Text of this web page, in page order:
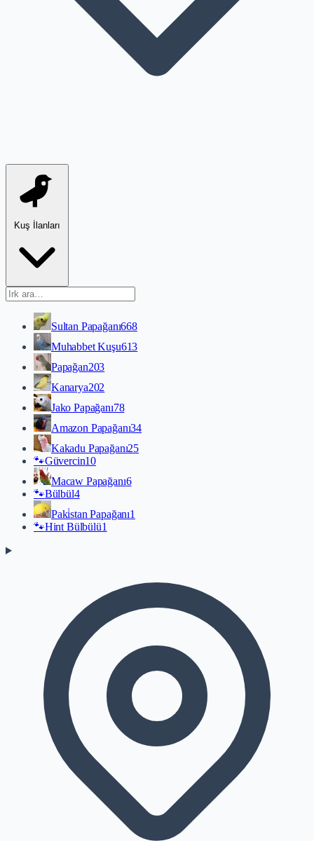
Kuş İlanları
Sultan Papağanı668
Muhabbet Kuşu613
Papağan203
Kanarya202
Jako Papağanı78
Amazon Papağanı34
Kakadu Papağanı25
🐾Güvercin10
Macaw Papağanı6
🐾Bülbül4
Paki̇stan Papağanı1
🐾Hint Bülbülü1